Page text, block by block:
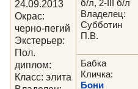
24.09.2013
Окрас:
черно-пегий
Экстерьер:
Пол.
диплом:
Класс: элита
б/л, 2-III б/л
Владелец:
Субботин
П.В.
Бабка
Кличка:
Бони